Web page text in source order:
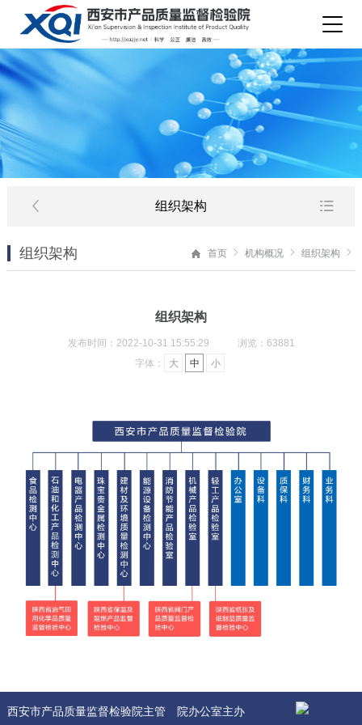
组织架构
组织架构 首页 机构概况 组织架构
组织架构
发布时间：2022-10-31 15:55:29
浏览：63881
字体：
大 中 小
西安市产品质量监督检验院主管
院办公室主办